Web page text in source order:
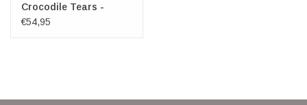
Crocodile Tears -
Restyle
€54,95